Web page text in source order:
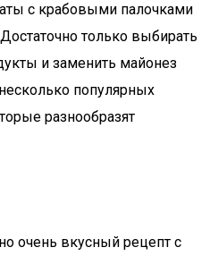
с крабовыми палочками
только выбирать
и заменить майонез
популярных
разнообразят
очень вкусный рецепт с